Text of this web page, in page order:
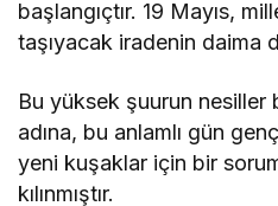
başlangıçtır. 19 Mayıs,
taşıyacak iradenin daima
Bu yüksek şuurun nesiller
adına, bu anlamlı gün
yeni kuşaklar için bir
kılınmıştır.